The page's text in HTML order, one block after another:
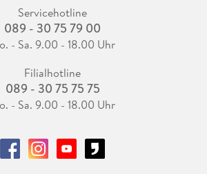
Servicehotline
089 - 30 75 79 00
- Sa. 9.00 - 18.00 Uhr
Filialhotline
089 - 30 75 75 75
- Sa. 9.00 - 18.00 Uhr